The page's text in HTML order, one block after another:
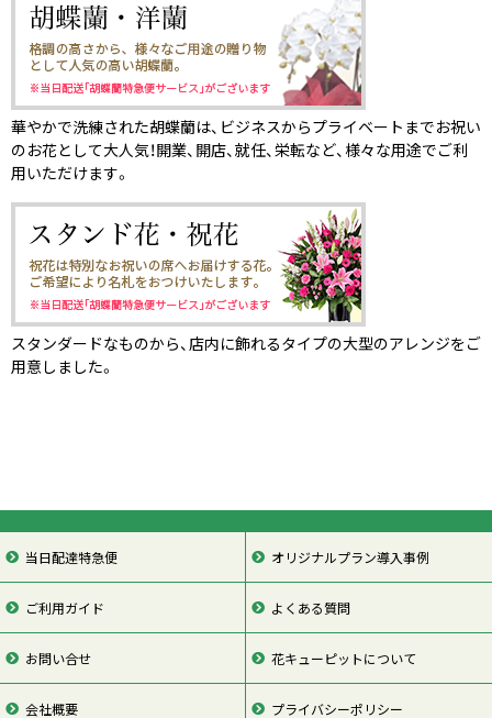
華やかで洗練された胡蝶蘭は、ビジネスからプライベートまでお祝い
のお花として大人気！開業、開店、就任、栄転など、様々な用途でご利
用いただけます。
スタンダードなものから、店内に飾れるタイプの大型のアレンジをご
用意しました。
当日配達特急便 オリジナルプラン導入事例
ご利用ガイド よくある質問
お問い合せ 花キューピットについて
会社概要 プライバシーポリシー